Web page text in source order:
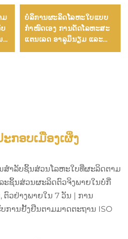
ມ
ບໍລິການຜະລິດໂລຫະໃບແບບ
ກຳໜົດເອງ ການດັດໂລຫະສະ
ແຕນເລດ ອາລູມິນຽມ ແລະ
ການຕັດດ້ວຍເລເຊີ
ກອບເມືອງເຜິ່ງ
ຳລັບຊິ້ນສ່ວນໂລຫະໃບທີ່ຜະລິດຕາມ
ະຊິ້ນສ່ວນຜະລິດຕົວຈິງພາຍໃນບໍ່ກີ່
ຕົວຢ່າງພາຍໃນ 7 ວັນ | ການ
ການຢັ້ງຢືນຕາມມາດຕະຖານ ISO